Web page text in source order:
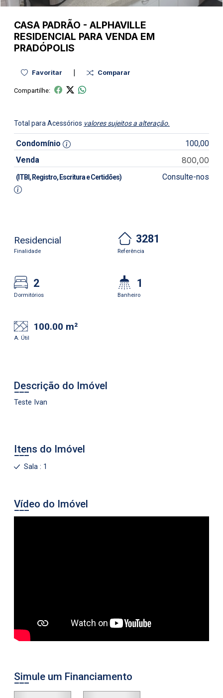
CASA PADRÃO - ALPHAVILLE
RESIDENCIAL PARA VENDA EM
PRADÓPOLIS
Favoritar | Comparar
Compartilhe:
Total para Acessórios valores sujeitos a alteração.
Condomínio
100,00
Venda
800,00
(ITBI, Registro, Escritura e Certidões) Consulte-nos
Residencial
Finalidade
3281
Referência
2
Dormitórios
1
Banheiro
100.00 m²
A. Útil
Descrição do Imóvel
Teste Ivan
Itens do Imóvel
Sala : 1
Vídeo do Imóvel
Simule um Financiamento